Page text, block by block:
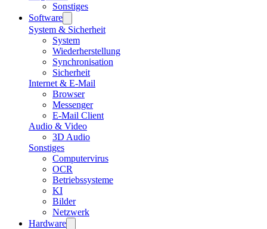
Sonstiges
Software
System & Sicherheit
System
Wiederherstellung
Synchronisation
Sicherheit
Internet & E-Mail
Browser
Messenger
E-Mail Client
Audio & Video
3D Audio
Sonstiges
Computervirus
OCR
Betriebssysteme
KI
Bilder
Netzwerk
Hardware